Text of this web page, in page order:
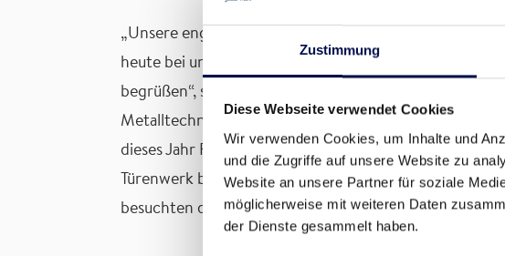
Zustimmung
Diese Webseite verwendet Cookies
Wir verwenden Cookies, um Inhalte und
und die Zugriffe auf unsere Website zu
Website an unsere Partner für soziale
möglicherweise mit weiteren Daten
der Dienste gesammelt haben.
„Unsere engagierten Lehrlinge sind die Zukunft von
heute bei uns Führungsverantwortung. Ich freue mich
begrüßen“, sagt DANA Werksleiter Gerald Lep. Die
Metalltechnik. Der Frauenanteil bei den
dieses Jahr Frauen. Zum Lehrlingsstart gehört bei
Türenwerk bewirtet und lernten ihre Kolleginnen und
besuchten die Lehrlinge ihre Abteilungen.